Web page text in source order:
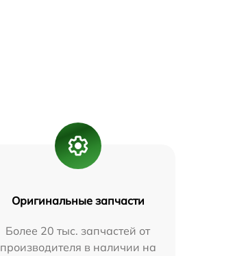
Оригинальные запчасти
Более 20 тыс. запчастей от
производителя в наличии на